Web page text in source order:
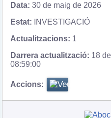
30 de maig de 2026
INVESTIGACIÓ
1
18
08:59:00